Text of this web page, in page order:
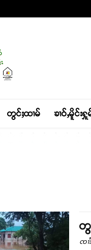
တွင်ႈထၢမ် ၶၢဝ်ႇမိူင်း
တွ
ၸ